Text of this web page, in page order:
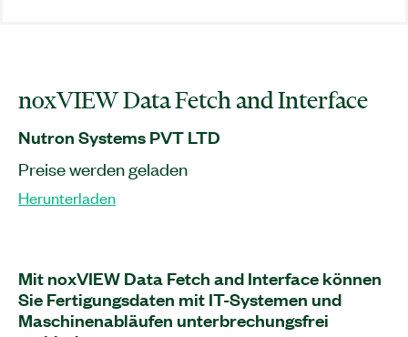
noxVIEW Data Fetch and Interface
Nutron Systems PVT LTD
Preise werden geladen
Herunterladen
Mit noxVIEW Data Fetch and Interface können
Sie Fertigungsdaten mit IT-Systemen und
Maschinenabläufen unterbrechungsfrei